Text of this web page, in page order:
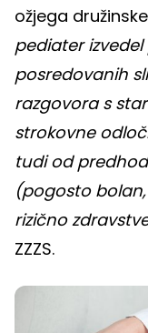
ožjega
pediater
posredovanih
razgovora s
strokovne
tudi od
(pogosto
rizično
ZZZS.